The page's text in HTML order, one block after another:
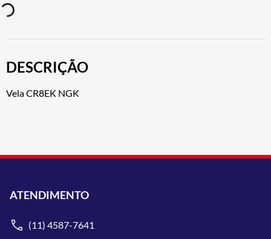
DESCRIÇÃO
Vela CR8EK NGK
ATENDIMENTO
(11) 4587-7641